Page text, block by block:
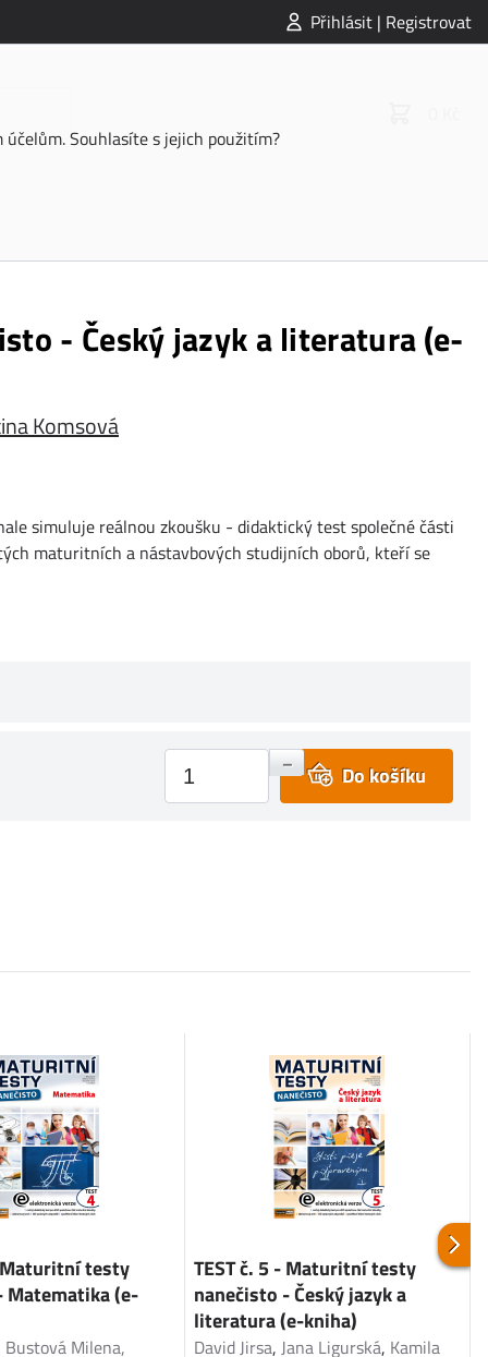
Přihlásit | Registrovat
Souhlasíte s jejich použitím?
- Český jazyk a literatura (e-
Komsová
simuluje reálnou zkoušku - didaktický test společné části
maturitních a nástavbových studijních oborů, kteří se
+
– Do košíku
Maturitní testy
Matematika (e-
Milena,
TEST č. 5 - Maturitní testy
nanečisto - Český jazyk a
literatura (e-kniha)
David Jirsa, Jana Ligurská, Kamila